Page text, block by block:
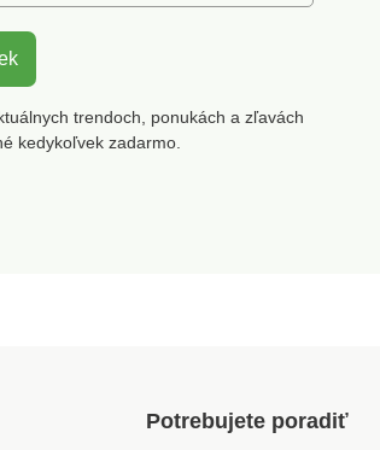
sila
ťahovým
trendoch, ponukách a zľavách
kedykoľvek zadarmo.
Potrebujete poradiť